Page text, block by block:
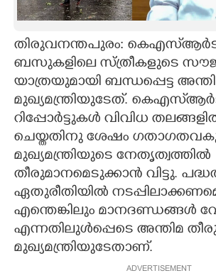
ZOOM
CONTACT US
തിരുവനന്തപുരം:
ബസുകളിലെ സ്ത്രീകളുടെ
യാത്രയുമായി ബന്ധപ്പെട്ട
മുഖ്യമന്ത്രിയുടേത്.
റിപ്പോർട്ടുകൾ വിവിധ
ചെയ്തതിനു ശേഷം
മുഖ്യമന്ത്രിയുടെ നേതൃത്വത്തിൽ
തീരുമാനമെടുക്കാൻ വിട്ടു.
ഏതുരീതിയിൽ
എന്തെങ്കിലും മാനദണ്ഡങ്ങൾ
എന്നതിലുൾപ്പെടെ അന്തിമ
മുഖ്യമന്ത്രിയുടേതാണ്.
ADVERTISEMENT